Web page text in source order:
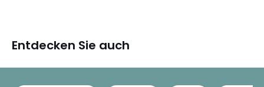
Entdecken Sie auch